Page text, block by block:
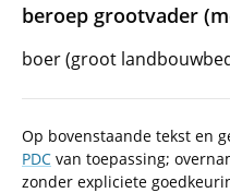
beroep grootvader
boer (groot
Op bovenstaande tekst en
PDC van toepassing;
zonder expliciete